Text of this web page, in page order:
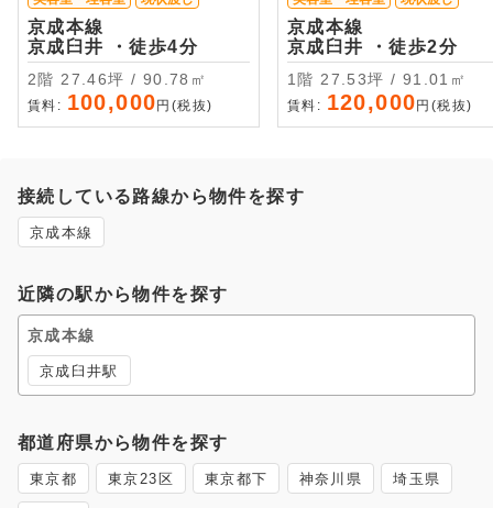
京成本線
京成臼井 ・徒歩4分
2階 27.46坪 / 90.78㎡
賃料: 100,000 円(税抜)
京成本線
京成臼井 ・徒歩2分
1階 27.53坪 / 91.01㎡
賃料: 120,000 円(税抜)
接続している路線から物件を探す
京成本線
近隣の駅から物件を探す
京成本線
京成臼井駅
都道府県から物件を探す
東京都 東京23区 東京都下 神奈川県 埼玉県